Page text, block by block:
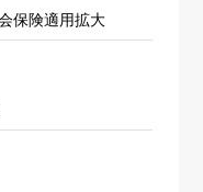
保険適用拡大